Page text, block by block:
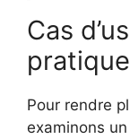
Cas
Pour rendre
examinons